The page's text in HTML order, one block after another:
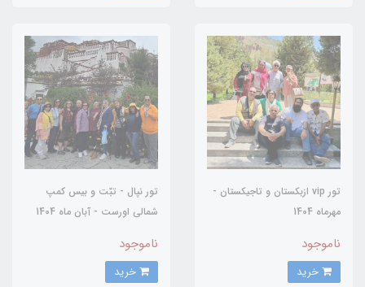
تور vip ازبکستان و تاجیکستان -
مهرماه 1404
ناموجود
تور نپال - تبّت و بیس کمپ
شمالی اورست - آبان ماه 1404
ناموجود